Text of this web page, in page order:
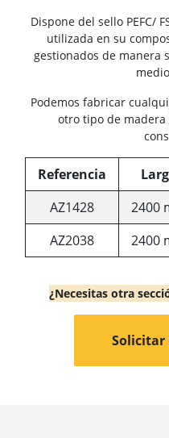
Dispone del sello PEFC/
utilizada en su
gestionados de manera
Podemos fabricar
otro tipo de
Referencia
AZ1428
2400
AZ2038
2400
¿Necesitas otra
Solicitar